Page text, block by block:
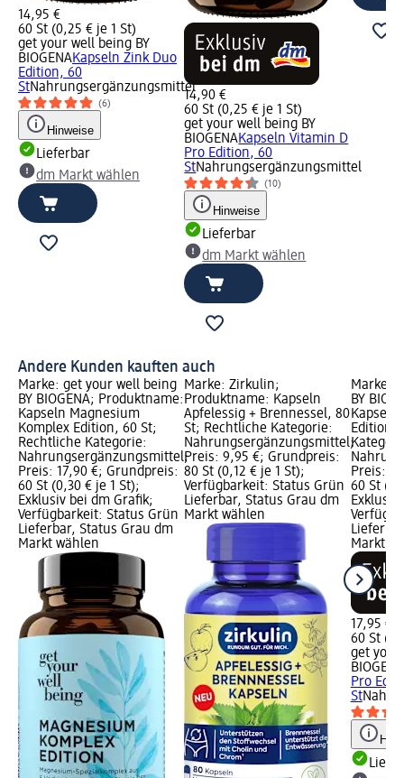
14,95 €
60 St (0,25 € je 1 St)
get your well being BY
BIOGENAKapseln Zink Duo
Edition, 60
StNahrungsergänzungsmittel
(6)
Hinweise
Lieferbar
dm Markt wählen
14,90 €
60 St (0,25 € je 1 St)
get your well being BY
BIOGENAKapseln Vitamin D
Pro Edition, 60
StNahrungsergänzungsmittel
(10)
Hinweise
Lieferbar
dm Markt wählen
Andere Kunden kauften auch
Marke: get your well being
BY BIOGENA; Produktname:
Kapseln Magnesium
Komplex Edition, 60 St;
Rechtliche Kategorie:
Nahrungsergänzungsmittel;
Preis: 17,90 €; Grundpreis:
60 St (0,30 € je 1 St);
Exklusiv bei dm Grafik;
Verfügbarkeit: Status Grün
Lieferbar, Status Grau dm
Markt wählen
Marke: Zirkulin;
Produktname: Kapseln
Apfelessig + Brennessel, 80
St; Rechtliche Kategorie:
Nahrungsergänzungsmittel;
Preis: 9,95 €; Grundpreis:
80 St (0,12 € je 1 St);
Verfügbarkeit: Status Grün
Lieferbar, Status Grau dm
Markt wählen
Marke:
BY
Kapseln
Edition,
Preis:
60 St
Exklusiv
Markt
17,95 €
60 St
get your
BIOGENA
Pro
St